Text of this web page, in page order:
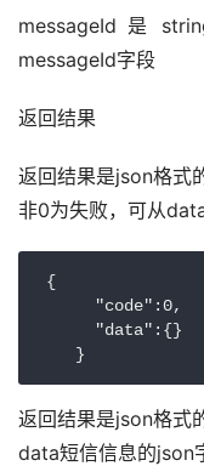
messageId 是
messageId字段
返回结果
返回结果是json格式
非0为失败，可从
{
      "code":0,
      "data":{}
    }
返回结果是json格式
data短信信息的json